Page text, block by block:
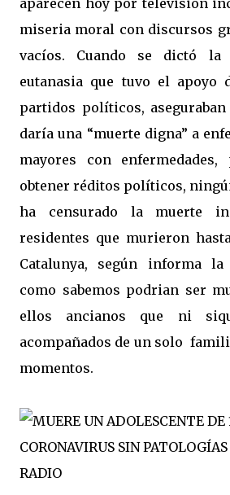
aparecen hoy por televisión
miseria moral con discursos
vacíos. Cuando se dictó
eutanasia que tuvo el apoyo
partidos políticos,
daría una “muerte digna” a
mayores con
obtener réditos políticos,
ha censurado la muerte
residentes que murieron
Catalunya, según informa la
como sabemos podrian ser
ellos ancianos que ni
acompañados de un solo
momentos.